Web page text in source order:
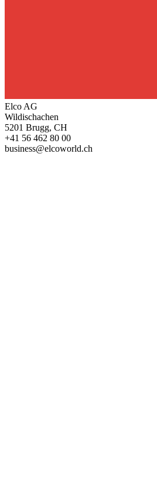
Elco AG
Wildischachen
5201 Brugg, CH
+41 56 462 80 00
business@elcoworld.ch